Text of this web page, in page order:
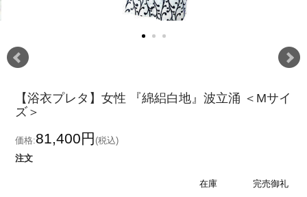
【浴衣プレタ】女性 『綿絽白地』波立涌 ＜Mサイ
ズ＞
価格:81,400円(税込)
注文
在庫 完売御礼